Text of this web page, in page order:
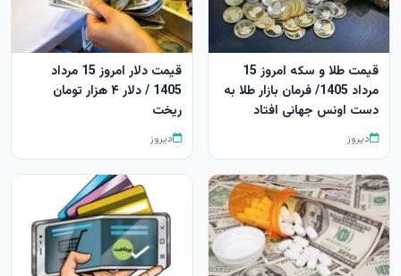
قیمت طلا و سکه امروز 15
مرداد 1405/ فرمان بازار طلا به
دست اونس جهانی افتاد
دیروز
قیمت دلار امروز 15 مرداد
1405 / دلار ۴ هزار تومان
ریخت
دیروز